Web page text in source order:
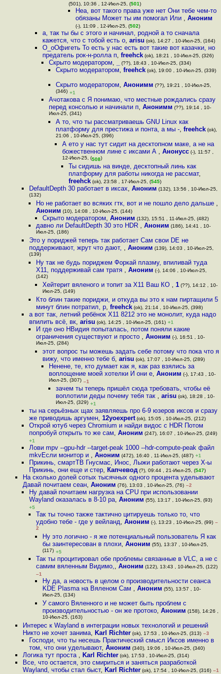
(501), 10:36 , 12-Июл-25, (501)
Неа, вот такого права уже нет Они тебе чем-то
обязаны Может ты им помогал Или , Аноним
(-), 11:09 , 12-Июл-25, (502)
а, так ты бы с этого и начинал, родной а то сначала
кажется, что с тобой есть о, arisu (ok), 14:27 , 10-Июл-25, (164)
O_oОфигеть То есть у нас есть вот такие вот казачки, но
предатель рок-н-ролла п, freehck(ok), 18:21 , 10-Июл-25, (326)
Скрыто модератором, (??), 18:43 , 10-Июл-25, (334)
Скрыто модератором, freehck(ok), 19:00 , 10-Июл-25, (339)
Скрыто модератором, Анонимм (??), 19:21 , 10-Июл-25,
(346) +1
Ачотакова с Я понимаю, что местные рождались сразу
перед консолью и начинали п,Анонимм (??), 19:14 , 10-
Июл-25, (341)
А то, что ты рассматриваешь GNU Linux как
платформу для престижа и понта, а мы -, freehck(ok),
21:06 , 10-Июл-25, (396)
А ето у нас тут сидит на десктопном маке, а не на
божественном лине с иксами А , Анонусс(-), 11:57 ,
12-Июл-25, (508)
Ты сидишь на винде, десктопный линь как
платформу для работы никогда не рассмат,
freehck (ok), 23:58 , 17-Июл-25, (545)
DefaultDepth 30 работает в иксах,Аноним (132), 13:56 , 10-Июл-25,
(132)
Но не работает во всяких гтк, вот и не пошло дело дальше ,
Аноним (10), 14:08 , 10-Июл-25, (144)
Скрыто модератором, Аноним (132), 15:51 , 11-Июл-25, (482)
давно ли DefaultDepth 30 это HDR , Аноним (186), 14:41 , 10-
Июл-25, (186)
Это у пориджей теперь так работает Сам свои DE не
поддерживают, жрут что дают, ,Аноним (139), 14:03 , 10-Июл-25,
(139)
Ну так не будь пориджем Форкай плазму, впиливай туда
Х11, поддерживай сам тратя , Аноним (-), 14:06 , 10-Июл-25,
(142)
Хейтерит вяленого и топит за X11 Ваш КО , 1(??), 14:12 , 10-
Июл-25, (149)
Кто блин такие пориджи, и откуда вы это к нам пиртащили 5
минут блин потратил, р, freehck(ok), 21:14 , 10-Июл-25, (398)
а вот так, летний ребёнок X11 8212 это не монолит, куда надо
впилить всё, вк,arisu (ok), 14:25 , 10-Июл-25, (161) +1
И где оно НВидия попыталась, потом поняли какие
ограничения существуют и просто , Аноним (-), 16:51 , 10-
Июл-25, (284)
этот вопрос ты можешь задать себе потому что пока что я
вижу, что именно тебе б, arisu (ok), 17:07 , 10-Июл-25, (289)
Ненене, те, кто думает как я, как раз взялись за
воплощение моей хотелки И они е,Аноним (-), 17:43 , 10-
Июл-25, (307) –1
зачем ты теперь пришёл сюда требовать, чтобы её
воплотили деды почему тебя так , arisu (ok), 18:28 , 10-
Июл-25, (329) +1
ты на серьёзных щах заявляешь про 6-9 юзеров иксов и сразу
же приводишь аргумен,12yoexpert (ok), 15:05 , 10-Июл-25, (212)
Открой ютуб через Chromium и найди видос с HDR Потом
попробуй открыть то же сам,Аноним (247), 16:07 , 10-Июл-25, (249)
+1
Лови mpv --gpu-hdr --target-peak 1000 --hdr-compute-peak файл
mkvЕсли монитор и ,Аноним (472), 16:40 , 11-Июл-25, (487) +1
Прикинь, смартТВ Гнусмас, Инос, Лыжи работают через X-ы
Прикинь, они еще и стер, Капчевод (?), 09:44 , 21-Июл-25, (547)
На сколько долей сотых тысячных одного процента уделывают
Давай почитаем сеан, Аноним (76), 13:03 , 10-Июл-25, (76) –2
Ну давай почитаем нагрузка на CPU при использовании
Wayland оказалась в 8-10 ра,Аноним (55), 13:17 , 10-Июл-25, (93)
+5
Так ты точно также тактично цитируешь только то, что
удобно тебе - где у вейланд, Аноним (-), 13:23 , 10-Июл-25, (99) –
2
Ну это логично - я же потенциальный пользователь Я как
бы заинтересован в плохи, Аноним (55), 13:37 , 10-Июл-25,
(117) +5
Так ты процитировал обе проблемы связанные в VLC, а не с
самим вяленным Видимо,, Аноним (122), 13:43 , 10-Июл-25, (122)
–1
Ну да, а новость в целом о производительности сеанса
KDE Plasma на Вяленом Сам , Аноним (55), 13:57 , 10-
Июл-25, (134)
У самого Вяленного и не может быть проблем с
производительностью - он же протоко, Аноним (158), 14:26 ,
10-Июл-25, (163)
Интерес к Wayland в интеграции новых технологий и решений
Никто не хочет занима, Karl Richter(ok), 17:53 , 10-Июл-25, (313) –3
Господи, что ты несешь Практический смысл Иксов именно в
том, что они уделывают,Аноним (340), 19:06 , 10-Июл-25, (340)
Логика тут проста , Karl Richter(ok), 17:53 , 10-Июл-25, (314)
Все, что остается, это смириться и заняться разработкой
Wayland, чтобы стал быст, Karl Richter(ok), 17:54 , 10-Июл-25, (316) –1